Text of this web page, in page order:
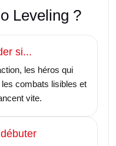
Leveling ?
si...
les héros qui
combats lisibles et
vite.